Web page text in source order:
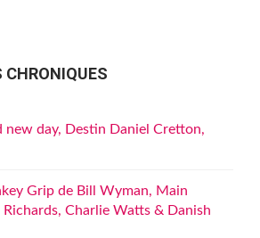
CHRONIQUES
new day, Destin Daniel Cretton,
Grip de Bill Wyman, Main
Charlie Watts & Danish